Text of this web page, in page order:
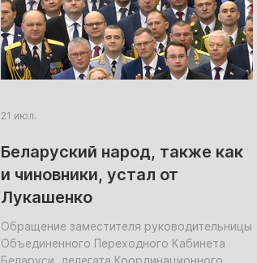
Беларуский народ, также как
и чиновники, устал от
Лукашенко
Обращение заместителя руководительницы
Объединенного Переходного Кабинета
Беларуси, делегата Координационного
21 июл.